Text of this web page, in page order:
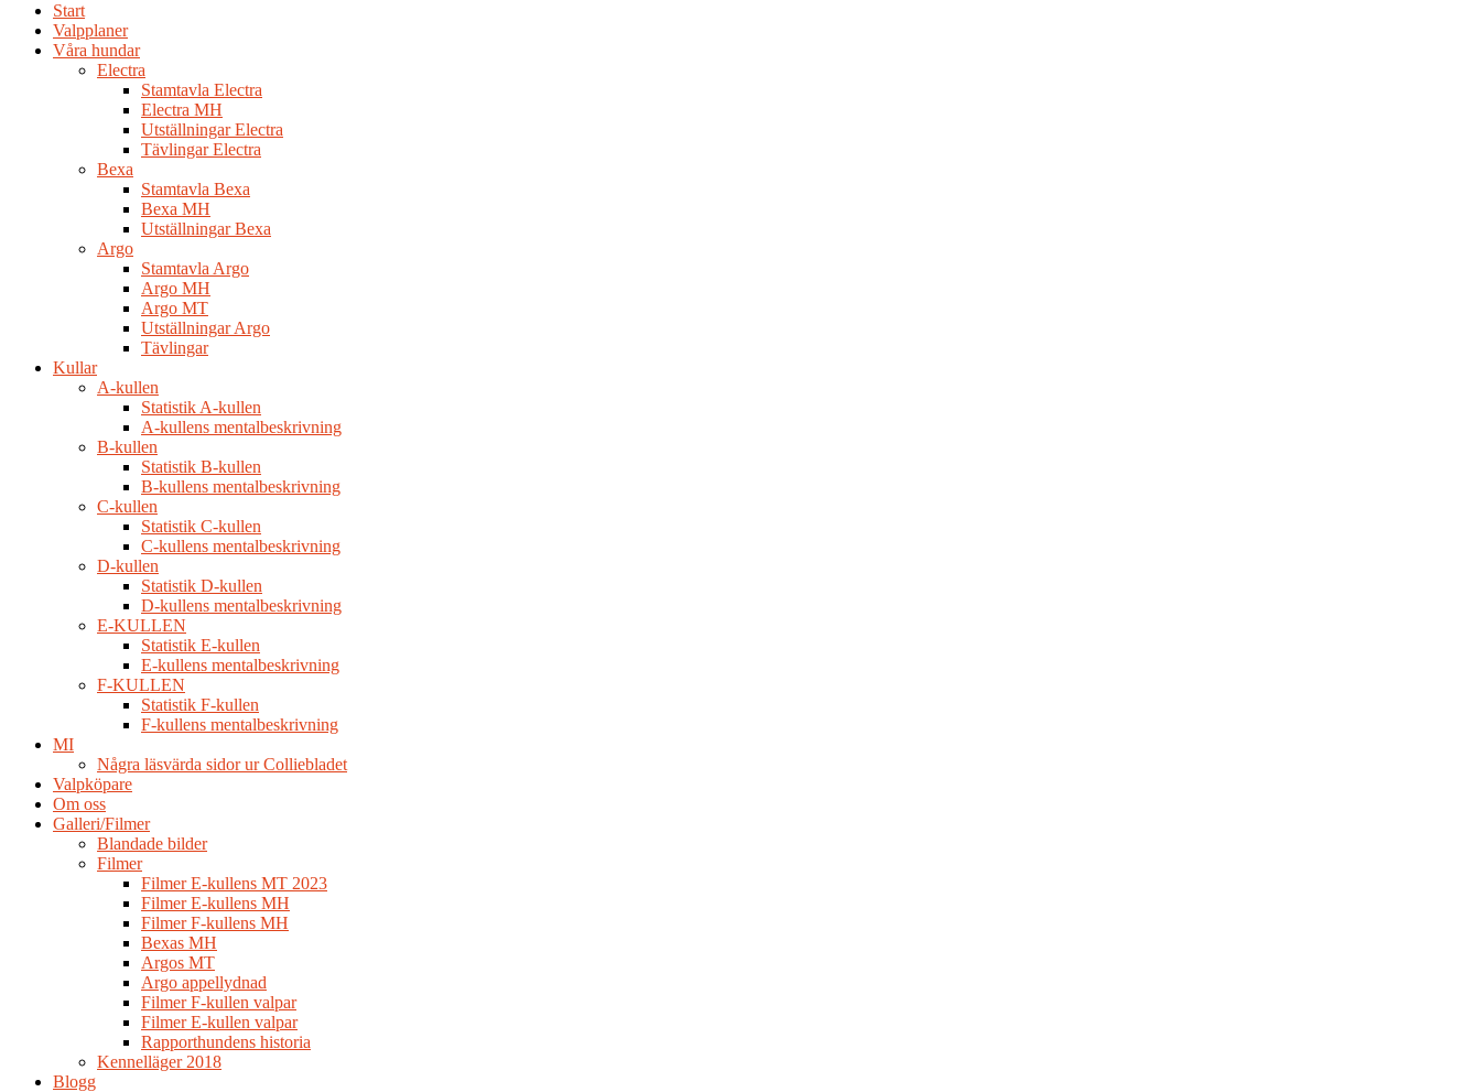
Start
Valpplaner
Våra hundar
Electra
Stamtavla Electra
Electra MH
Utställningar Electra
Tävlingar Electra
Bexa
Stamtavla Bexa
Bexa MH
Utställningar Bexa
Argo
Stamtavla Argo
Argo MH
Argo MT
Utställningar Argo
Tävlingar
Kullar
A-kullen
Statistik A-kullen
A-kullens mentalbeskrivning
B-kullen
Statistik B-kullen
B-kullens mentalbeskrivning
C-kullen
Statistik C-kullen
C-kullens mentalbeskrivning
D-kullen
Statistik D-kullen
D-kullens mentalbeskrivning
E-KULLEN
Statistik E-kullen
E-kullens mentalbeskrivning
F-KULLEN
Statistik F-kullen
F-kullens mentalbeskrivning
MI
Några läsvärda sidor ur Colliebladet
Valpköpare
Om oss
Galleri/Filmer
Blandade bilder
Filmer
Filmer E-kullens MT 2023
Filmer E-kullens MH
Filmer F-kullens MH
Bexas MH
Argos MT
Argo appellydnad
Filmer F-kullen valpar
Filmer E-kullen valpar
Rapporthundens historia
Kennelläger 2018
Blogg